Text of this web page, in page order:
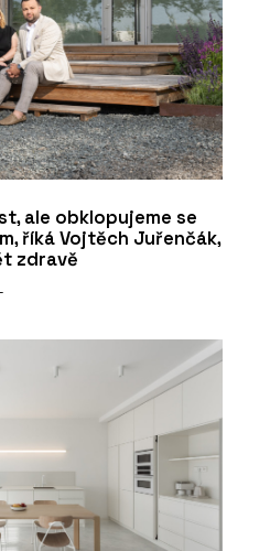
ale obklopujeme se
říká Vojtěch Juřenčák,
zdravě